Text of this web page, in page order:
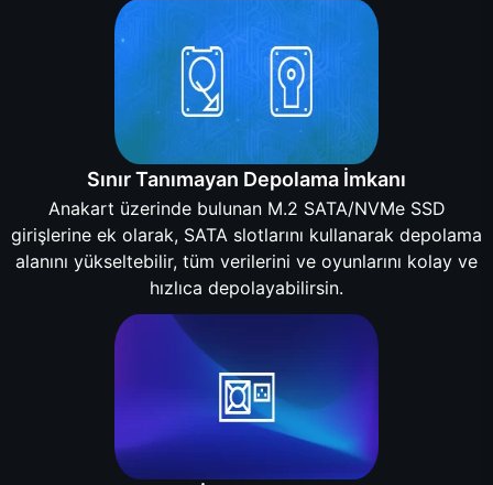
Sınır Tanımayan Depolama İmkanı
Anakart üzerinde bulunan M.2 SATA/NVMe SSD
girişlerine ek olarak, SATA slotlarını kullanarak depolama
alanını yükseltebilir, tüm verilerini ve oyunlarını kolay ve
hızlıca depolayabilirsin.